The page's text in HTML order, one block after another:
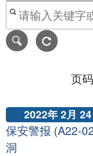
按关键字或 CVE
页码
2022年 2月
保安警报 (A22-
洞